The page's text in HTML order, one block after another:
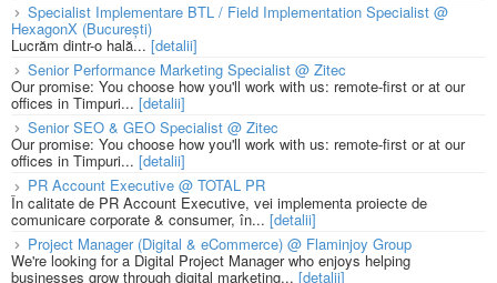
Specialist Implementare BTL / Field Implementation Specialist @
HexagonX (București)
Lucrăm dintr-o hală... [detalii]
Senior Performance Marketing Specialist @ Zitec
Our promise: You choose how you'll work with us: remote-first or at our
offices in Timpuri... [detalii]
Senior SEO & GEO Specialist @ Zitec
Our promise: You choose how you'll work with us: remote-first or at our
offices in Timpuri... [detalii]
PR Account Executive @ TOTAL PR
În calitate de PR Account Executive, vei implementa proiecte de
comunicare corporate & consumer, în... [detalii]
Project Manager (Digital & eCommerce) @ Flaminjoy Group
We're looking for a Digital Project Manager who enjoys helping
businesses grow through digital marketing... [detalii]